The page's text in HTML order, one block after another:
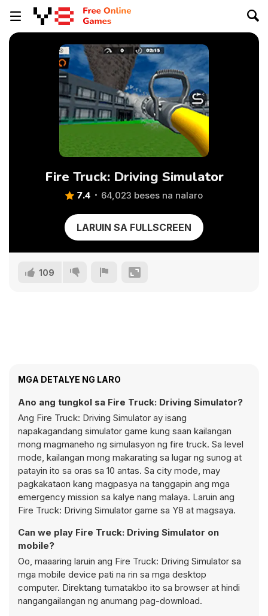
Fire Truck: Driving Simulator
7.4 64,023 beses na nalaro
LARUIN SA FULLSCREEN
109
MGA DETALYE NG LARO
Ano ang tungkol sa Fire Truck: Driving Simulator?
Ang Fire Truck: Driving Simulator ay isang
napakagandang simulator game kung saan kailangan
mong magmaneho ng simulasyon ng fire truck. Sa level
mode, kailangan mong makarating sa lugar ng sunog at
patayin ito sa oras sa 10 antas. Sa city mode, may
pagkakataon kang magpasya na tanggapin ang mga
emergency mission sa kalye nang malaya. Laruin ang
Fire Truck: Driving Simulator game sa Y8 at magsaya.
Can we play Fire Truck: Driving Simulator on
mobile?
Oo, maaaring laruin ang Fire Truck: Driving Simulator sa
mga mobile device pati na rin sa mga desktop
computer. Direktang tumatakbo ito sa browser at hindi
nangangailangan ng anumang pag-download.